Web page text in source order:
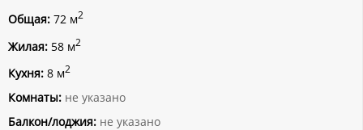
Общая: 72 м2
Жилая: 58 м2
Кухня: 8 м2
Комнаты: не указано
Балкон/лоджия: не указано